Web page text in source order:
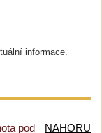
informace.
NAHORU
pod